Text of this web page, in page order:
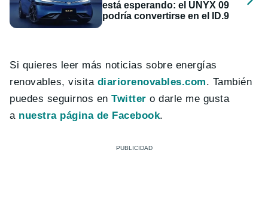
está esperando: el UNYX 09
podría convertirse en el ID.9
Si quieres leer más noticias sobre energías
renovables, visita diariorenovables.com. También
puedes seguirnos enTwitter o darle me gusta
a nuestra página de Facebook.